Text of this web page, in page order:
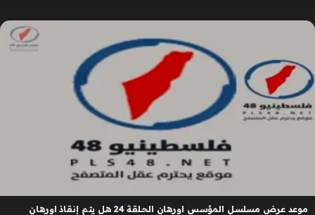
موعد عرض مسلسل المؤسس اورهان الحلقة 24 هل يتم إنقاذ اورهان